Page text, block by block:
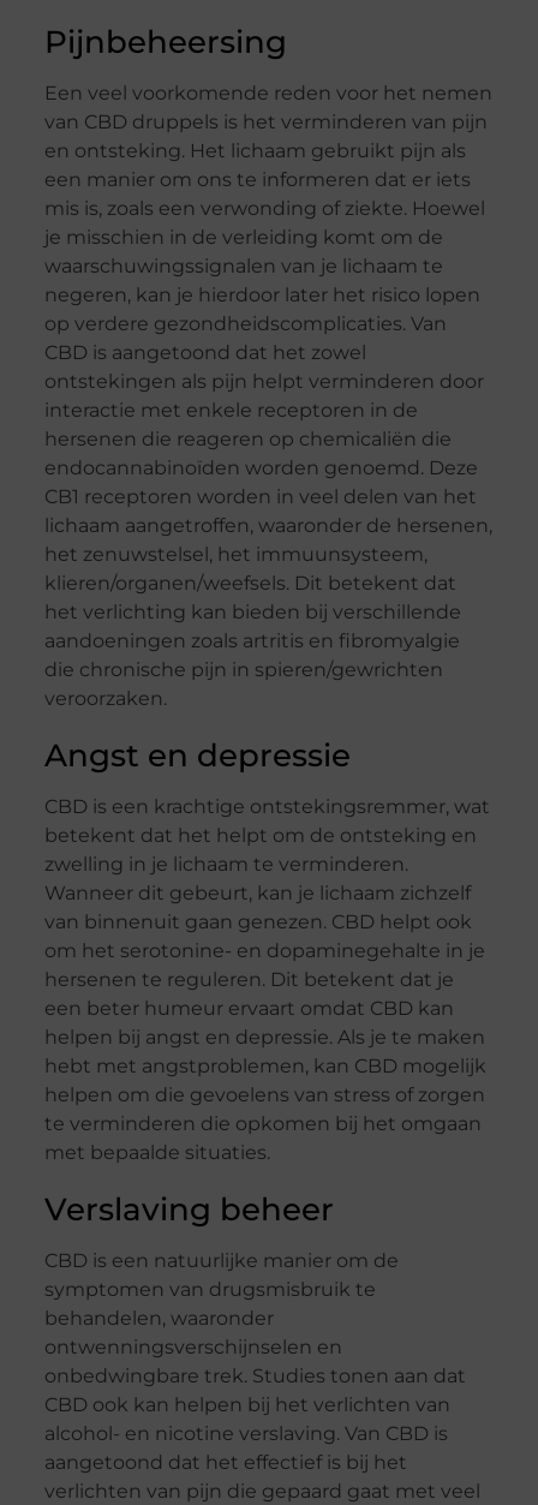
Pijnbeheersing
Een veel voorkomende reden voor het nemen
van CBD druppels is het verminderen van pijn
en ontsteking. Het lichaam gebruikt pijn als
een manier om ons te informeren dat er iets
mis is, zoals een verwonding of ziekte. Hoewel
je misschien in de verleiding komt om de
waarschuwingssignalen van je lichaam te
negeren, kan je hierdoor later het risico lopen
op verdere gezondheidscomplicaties. Van
CBD is aangetoond dat het zowel
ontstekingen als pijn helpt verminderen door
interactie met enkele receptoren in de
hersenen die reageren op chemicaliën die
endocannabinoïden worden genoemd. Deze
CB1 receptoren worden in veel delen van het
lichaam aangetroffen, waaronder de hersenen,
het zenuwstelsel, het immuunsysteem,
klieren/organen/weefsels. Dit betekent dat
het verlichting kan bieden bij verschillende
aandoeningen zoals artritis en fibromyalgie
die chronische pijn in spieren/gewrichten
veroorzaken.
Angst en depressie
CBD is een krachtige ontstekingsremmer, wat
betekent dat het helpt om de ontsteking en
zwelling in je lichaam te verminderen.
Wanneer dit gebeurt, kan je lichaam zichzelf
van binnenuit gaan genezen. CBD helpt ook
om het serotonine- en dopaminegehalte in je
hersenen te reguleren. Dit betekent dat je
een beter humeur ervaart omdat CBD kan
helpen bij angst en depressie. Als je te maken
hebt met angstproblemen, kan CBD mogelijk
helpen om die gevoelens van stress of zorgen
te verminderen die opkomen bij het omgaan
met bepaalde situaties.
Verslaving beheer
CBD is een natuurlijke manier om de
symptomen van drugsmisbruik te
behandelen, waaronder
ontwenningsverschijnselen en
onbedwingbare trek. Studies tonen aan dat
CBD ook kan helpen bij het verlichten van
alcohol- en nicotine verslaving. Van CBD is
aangetoond dat het effectief is bij het
verlichten van pijn die gepaard gaat met veel